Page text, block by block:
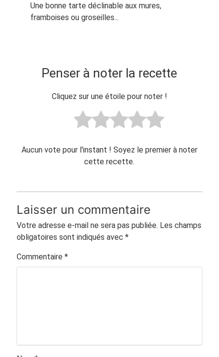
Une bonne tarte déclinable aux mures,
framboises ou groseilles...
Penser à noter la recette
Cliquez sur une étoile pour noter !
Aucun vote pour l'instant ! Soyez le premier à noter
cette recette.
Laisser un commentaire
Votre adresse e-mail ne sera pas publiée. Les champs
obligatoires sont indiqués avec *
Commentaire *